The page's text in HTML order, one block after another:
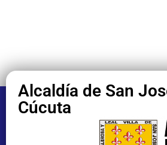
Alcaldía de San
Cúcuta